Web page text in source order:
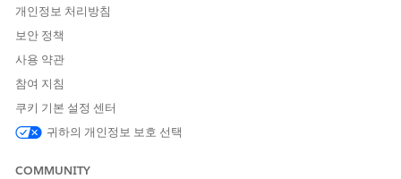
DMO 매핑 메타데이터를 인식하고 번들링합니다. 이 데이터 키트가
대상 조직에 배포되면 데이터 변환 모든 다운스트림 매핑과 함께 완
전히 그대로 유지되고 사용할 준비가 됩니다.
이 기사를 통해 문제를 해결했습니까?
개선을 위한 의견을 보내주세요.
개인정보 처리방침
보안 정책
사용 약관
참여 지침
쿠키 기본 설정 센터
귀하의 개인정보 보호 선택
COMMUNITY